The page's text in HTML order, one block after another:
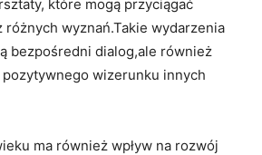
które mogą przyciągać
wyznań.Takie wydarzenia
bezpośredni dialog,ale‍ również
wizerunku innych
ma również wpływ na⁢ rozwój⁢